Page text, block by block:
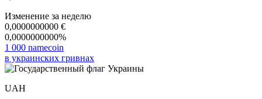
Изменение за неделю
0,0000000000 €
0,0000000000%
1 000 namecoin
в украинских гривнах
UAH